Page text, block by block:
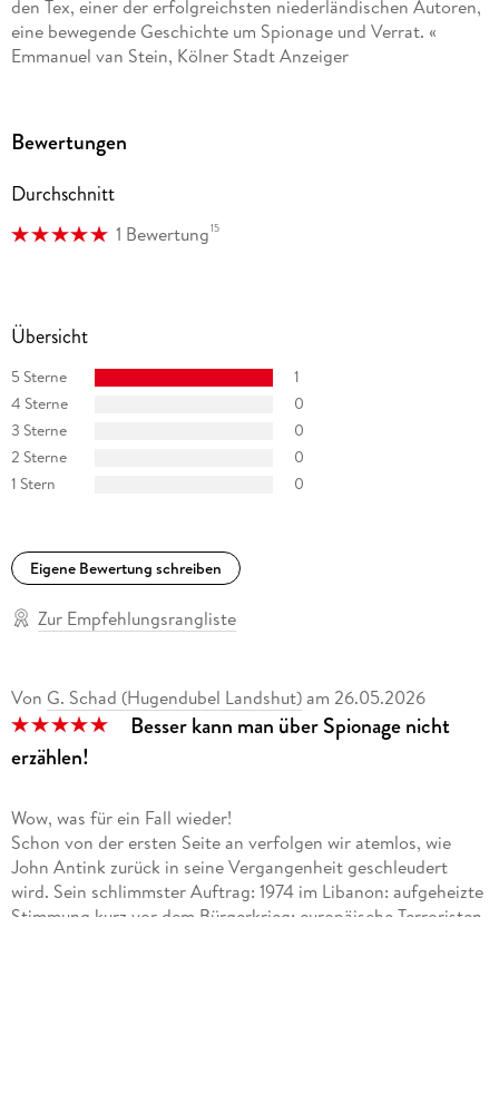
den Tex, einer der erfolgreichsten niederländischen Autoren,
eine bewegende Geschichte um Spionage und Verrat. «
Emmanuel van Stein, Kölner Stadt Anzeiger
Bewertungen
Durchschnitt
1 Bewertung15
Übersicht
5 Sterne
1
4 Sterne
0
3 Sterne
0
2 Sterne
0
1 Stern
0
Eigene Bewertung schreiben
Zur Empfehlungsrangliste
Von G. Schad (Hugendubel Landshut) am 26.05.2026
Besser kann man über Spionage nicht
erzählen!
Wow, was für ein Fall wieder!
Schon von der ersten Seite an verfolgen wir atemlos, wie
John Antink zurück in seine Vergangenheit geschleudert
wird. Sein schlimmster Auftrag: 1974 im Libanon: aufgeheizte
Stimmung kurz vor dem Bürgerkrieg; europäische Terroristen